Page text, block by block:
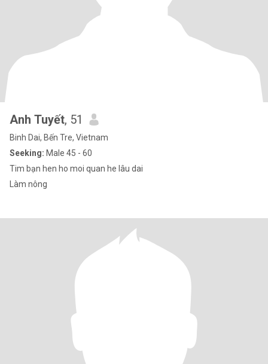
Anh Tuyết, 51
Binh Dai, Bến Tre, Vietnam
Seeking: Male 45 - 60
Tim bạn hen ho moi quan he lâu dai
Làm nông